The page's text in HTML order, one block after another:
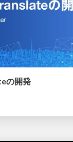
の開発